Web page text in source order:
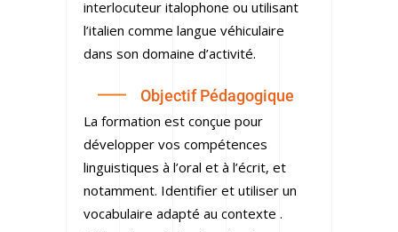
interlocuteur italophone ou utilisant
l’italien comme langue véhiculaire
dans son domaine d’activité.
Objectif Pédagogique
La formation est conçue pour
développer vos compétences
linguistiques à l’oral et à l’écrit, et
notamment. Identifier et utiliser un
vocabulaire adapté au contexte .